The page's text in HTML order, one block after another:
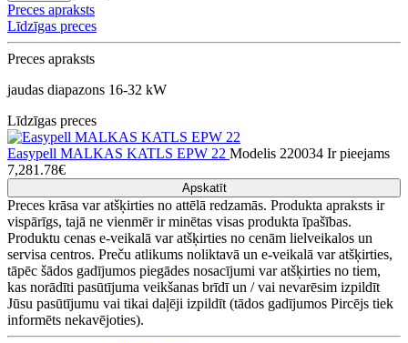
Preces apraksts
Līdzīgas preces
Preces apraksts
jaudas diapazons 16-32 kW
Līdzīgas preces
Easypell MALKAS KATLS EPW 22 Modelis 220034 Ir pieejams
7,281.78€
Apskatīt
Preces krāsa var atšķirties no attēlā redzamās. Produkta apraksts ir
vispārīgs, tajā ne vienmēr ir minētas visas produkta īpašības.
Produktu cenas e-veikalā var atšķirties no cenām lielveikalos un
servisa centros. Preču atlikums noliktavā un e-veikalā var atšķirties,
tāpēc šādos gadījumos piegādes nosacījumi var atšķirties no tiem,
kas norādīti pasūtījuma veikšanas brīdī un / vai nevarēsim izpildīt
Jūsu pasūtījumu vai tikai daļēji izpildīt (tādos gadījumos Pircējs tiek
informēts nekavējoties).